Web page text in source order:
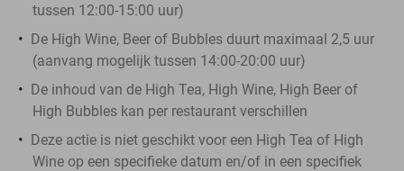
tussen 12:00-15:00 uur)
De High Wine, Beer of Bubbles duurt maximaal 2,5 uur
(aanvang mogelijk tussen 14:00-20:00 uur)
De inhoud van de High Tea, High Wine, High Beer of
High Bubbles kan per restaurant verschillen
Deze actie is niet geschikt voor een High Tea of High
Wine op een specifieke datum en/of in een specifiek